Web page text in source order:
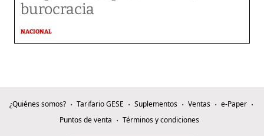
burocracia
NACIONAL
¿Quiénes somos? Tarifario GESE Suplementos Ventas
e-Paper
Puntos de venta
Términos y condiciones